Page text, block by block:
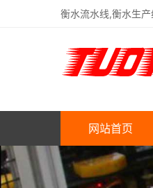
衡水流水线,衡水生
网站首页